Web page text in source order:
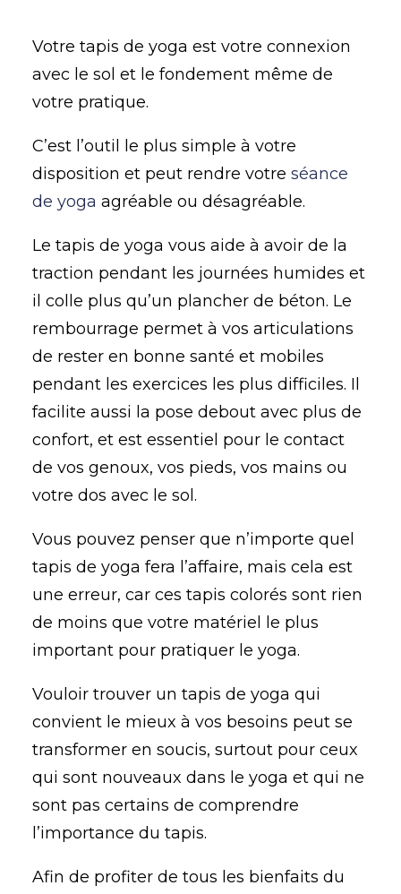
Votre tapis de yoga est votre connexion
avec le sol et le fondement même de
votre pratique.
C’est l’outil le plus simple à votre
disposition et peut rendre votre séance
de yoga agréable ou désagréable.
Le tapis de yoga vous aide à avoir de la
traction pendant les journées humides et
il colle plus qu’un plancher de béton. Le
rembourrage permet à vos articulations
de rester en bonne santé et mobiles
pendant les exercices les plus difficiles. Il
facilite aussi la pose debout avec plus de
confort, et est essentiel pour le contact
de vos genoux, vos pieds, vos mains ou
votre dos avec le sol.
Vous pouvez penser que n’importe quel
tapis de yoga fera l’affaire, mais cela est
une erreur, car ces tapis colorés sont rien
de moins que votre matériel le plus
important pour pratiquer le yoga.
Vouloir trouver un tapis de yoga qui
convient le mieux à vos besoins peut se
transformer en soucis, surtout pour ceux
qui sont nouveaux dans le yoga et qui ne
sont pas certains de comprendre
l’importance du tapis.
Afin de profiter de tous les bienfaits du